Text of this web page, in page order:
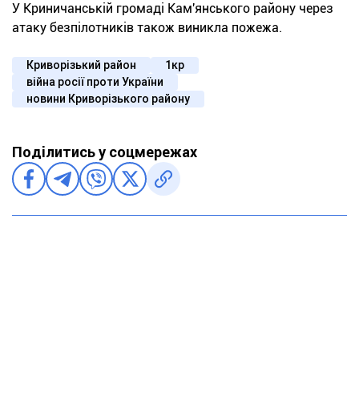
У Криничанській громаді Кам'янського району через
атаку безпілотників також виникла пожежа.
Криворізький район
1кр
війна росії проти України
новини Криворізького району
Поділитись у соцмережах